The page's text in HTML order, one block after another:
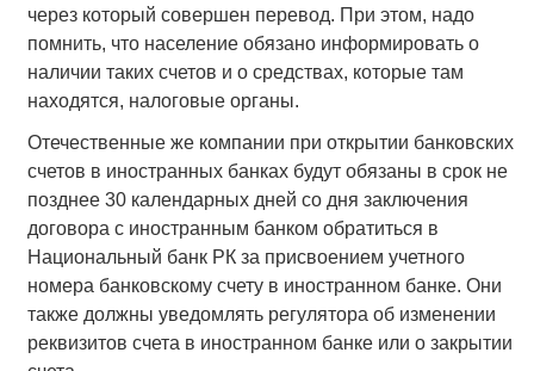
через который совершен перевод. При этом, надо
помнить, что население обязано информировать о
наличии таких счетов и о средствах, которые там
находятся, налоговые органы.
Отечественные же компании при открытии банковских
счетов в иностранных банках будут обязаны в срок не
позднее 30 календарных дней со дня заключения
договора с иностранным банком обратиться в
Национальный банк РК за присвоением учетного
номера банковскому счету в иностранном банке. Они
также должны уведомлять регулятора об изменении
реквизитов счета в иностранном банке или о закрытии